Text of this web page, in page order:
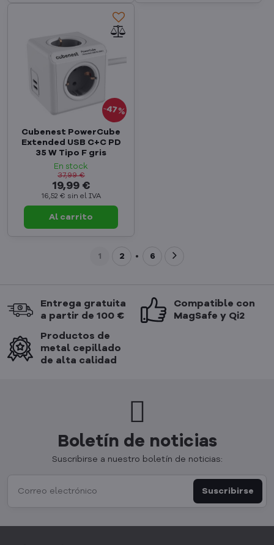
47%
Cubenest PowerCube
Extended USB C+C PD
35 W Tipo F gris
En stock
19,99 €
16,52 € sin el IVA
37,99 €
Al carrito
1 2 6
Entrega gratuita
a partir de 100 €
Compatible con
MagSafe y Qi2
Productos de
metal cepillado
de alta calidad
Boletín de noticias
Suscribirse a nuestro boletín de noticias:
Suscribirse